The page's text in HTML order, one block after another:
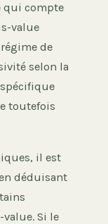
qui compte
value
de
selon la
toutefois
il est
déduisant
Si le